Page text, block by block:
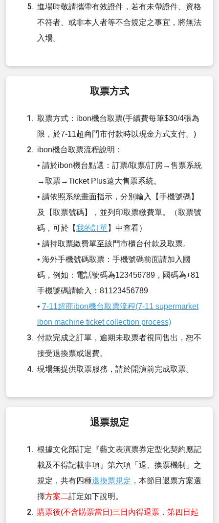
進場時敬請攜帶有效證件，若有未帶證件、資格
不符者、或非本人者等不合規定之事宜，將無法
入場。
取票方式
取票方式：ibon機台取票(手續費每筆$30/4張為
限，於7-11超商門市付款時以現金方式支付。)
ibon機台取票流程說明：
• 請於ibon機台點選：訂票/取票/訂房→售票系統
→取票→Ticket Plus遠大售票系統。
• 請依照系統畫面指示，分別輸入【手機號碼】
及【取票號碼】，並列印取票繳費單。（取票號
碼，可於【我的訂單】中查看）
• 請持取票繳費單至該門市櫃台付款及取票。
• 海外手機號碼取票：手機號碼前面請加入國
碼，例如：電話號碼為123456789，國碼為+81
手機號碼請輸入：81123456789
• 7-11超商ibon機台取票流程(7-11 supermarket
ibon machine ticket collection process)
付款完成之訂單，逾期未取票者視同售出，恕不
接受退換票或退費。
現場無提供取票服務，請於開演前完成取票。
退票規定
根據文化部訂定『藝文表演票券定型化契約應記
載及不得記載事項』第六項「退、換票機制」之
規定，共有四種退換票規定 ，本節目退票方案選
擇方案二訂定如下說明。
購票後(不含購票當日)三日內得退票，第四日起